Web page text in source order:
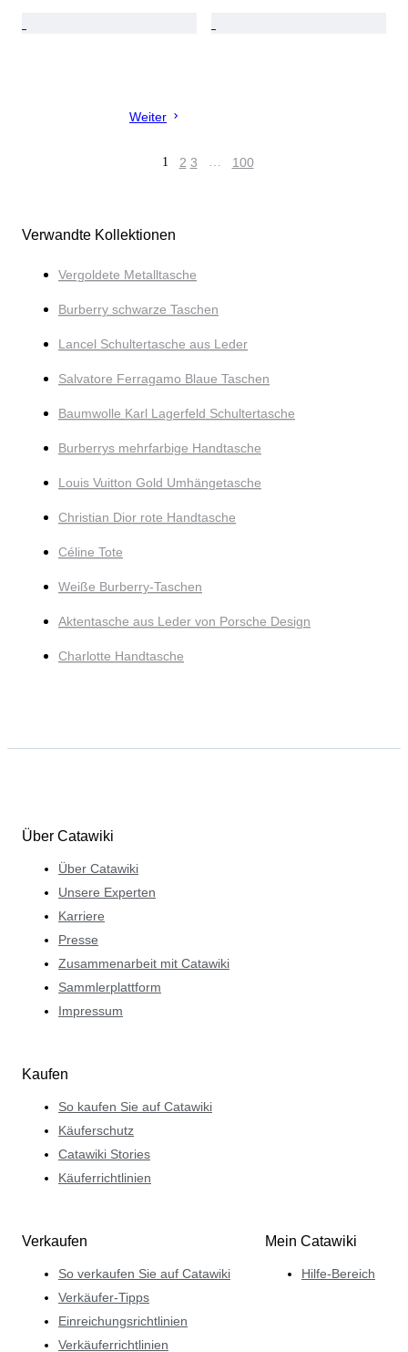
Weiter
1 2 3 … 100
Verwandte Kollektionen
Vergoldete Metalltasche
Burberry schwarze Taschen
Lancel Schultertasche aus Leder
Salvatore Ferragamo Blaue Taschen
Baumwolle Karl Lagerfeld Schultertasche
Burberrys mehrfarbige Handtasche
Louis Vuitton Gold Umhängetasche
Christian Dior rote Handtasche
Céline Tote
Weiße Burberry-Taschen
Aktentasche aus Leder von Porsche Design
Charlotte Handtasche
Über Catawiki
Über Catawiki
Unsere Experten
Karriere
Presse
Zusammenarbeit mit Catawiki
Sammlerplattform
Impressum
Kaufen
So kaufen Sie auf Catawiki
Käuferschutz
Catawiki Stories
Käuferrichtlinien
Verkaufen
So verkaufen Sie auf Catawiki
Verkäufer-Tipps
Einreichungsrichtlinien
Verkäuferrichtlinien
Mein Catawiki
Hilfe-Bereich